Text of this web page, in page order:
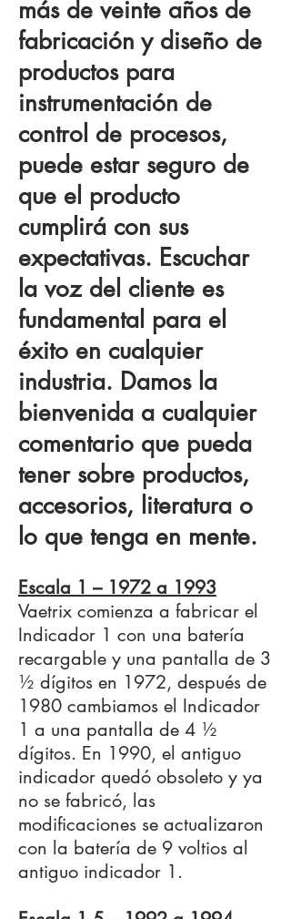
más de veinte años de
fabricación y diseño de
productos para
instrumentación de
control de procesos,
puede estar seguro de
que el producto
cumplirá con sus
expectativas. Escuchar
la voz del cliente es
fundamental para el
éxito en cualquier
industria. Damos la
bienvenida a cualquier
comentario que pueda
tener sobre productos,
accesorios, literatura o
lo que tenga en mente.
Escala 1 – 1972 a 1993
Vaetrix comienza a fabricar el
Indicador 1 con una batería
recargable y una pantalla de 3
½ dígitos en 1972, después de
1980 cambiamos el Indicador
1 a una pantalla de 4 ½
dígitos. En 1990, el antiguo
indicador quedó obsoleto y ya
no se fabricó, las
modificaciones se actualizaron
con la batería de 9 voltios al
antiguo indicador 1.